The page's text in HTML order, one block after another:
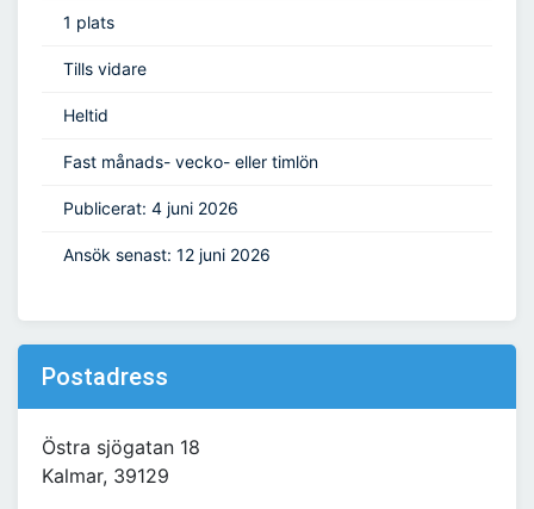
1 plats
Tills vidare
Heltid
Fast månads- vecko- eller timlön
Publicerat: 4 juni 2026
Ansök senast: 12 juni 2026
Postadress
Östra sjögatan 18
Kalmar, 39129